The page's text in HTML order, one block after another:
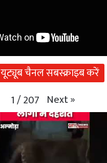
यूट्यूब चैनल सबस्क्राइब करें
1/207 Next»